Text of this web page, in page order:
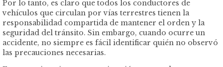
Por lo tanto, es claro que todos los conductores de
vehículos que circulan por vías terrestres tienen la
responsabilidad compartida de mantener el orden y la
seguridad del tránsito. Sin embargo, cuando ocurre un
accidente, no siempre es fácil identificar quién no observó
las precauciones necesarias.